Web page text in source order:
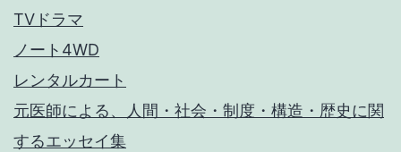
TVドラマ
ノート4WD
レンタルカート
元医師による、人間・社会・制度・構造・歴史に関
するエッセイ集